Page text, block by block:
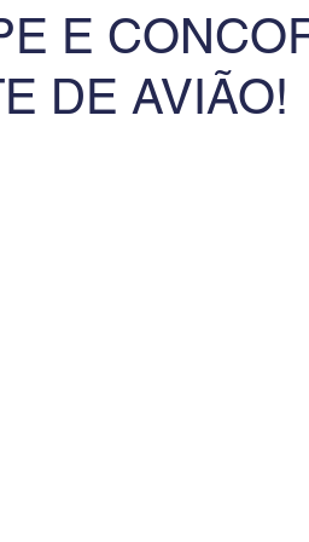
Leitura Revista Flight
Oportunidade de Trabalho
E
DE AVIÃO!